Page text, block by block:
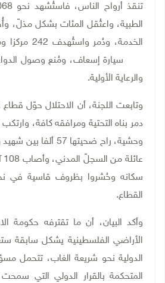
الخدمة،
136 سيارة إسعاف، ومُنع وصول
والرعاية الأولية.
وتابعت اللجنة، أن الاحتلال حوّل
القطاع.
وأكد البيان، أن ما تقترفه حكومة
الأراضي الفلسطينية يشكل سابقة
الدولية نحو شريعة الغاب، تتحمل
المتحكمة بالقرار الدولي التي سمحت